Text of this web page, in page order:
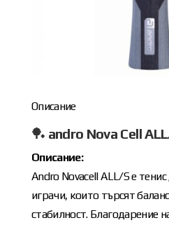
Описание
🏓 andro Nova Cell
Описание:
Аndro Novacell ALL/S е
играчи, които търсят
стабилност. Благодарение